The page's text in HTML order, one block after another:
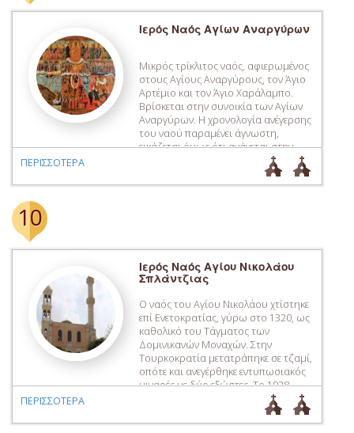
Ιερός Ναός Αγίων Αναργύρων
Μικρός τρίκλιτος ναός, αφιερωμένος
στους Αγίους Αναργύρους, τον Άγιο
Αρτέμιο και τον Άγιο Χαράλαμπο.
Βρίσκεται στην συνοικία των Αγίων
Αναργύρων. Η χρονολογία ανέγερσης
του ναού παραμένει άγνωστη,
εικάζεται όμως ότι ανάγεται στην
περίοδο της Ενετοκρατίας (13ος
αιώνας). Επί Τουρκοκρατίας
λειτούργησε ως καθεδρικός ναός της
ΠΕΡΙΣΣΟΤΕΡΑ
10
Ιερός Ναός Αγίου Νικολάου
Σπλάντζιας
Ο ναός του Αγίου Νικολάου χτίστηκε
επί Ενετοκρατίας, γύρω στο 1320, ως
καθολικό του Τάγματος των
Δομινικανών Μοναχών. Στην
Τουρκοκρατία μετατράπηκε σε τζαμί,
οπότε και ανεγέρθηκε εντυπωσιακός
μιναρές με δύο εξώστες. Το 1928
μετατράπηκε σε Ορθόδοξο ναό.
Βρίσκεται ανατολικά της συνοικίας
Καστέλι, στην πολυσύχναστη πλατεία
ΠΕΡΙΣΣΟΤΕΡΑ